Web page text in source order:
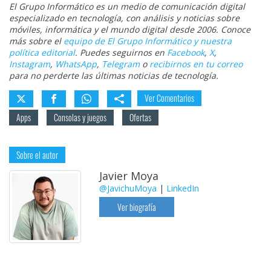
El Grupo Informático es un medio de comunicación digital
especializado en tecnología, con análisis y noticias sobre
móviles, informática y el mundo digital desde 2006. Conoce
más sobre el equipo de El Grupo Informático y nuestra
política editorial. Puedes seguirnos en Facebook, X,
Instagram, WhatsApp, Telegramo recibirnos en tu correo
para no perderte las últimas noticias de tecnología.
Ver Comentarios
Apps
Consolas y juegos Ofertas
Sobre el autor
Javier Moya
@JavichuMoya | LinkedIn
Ver biografía